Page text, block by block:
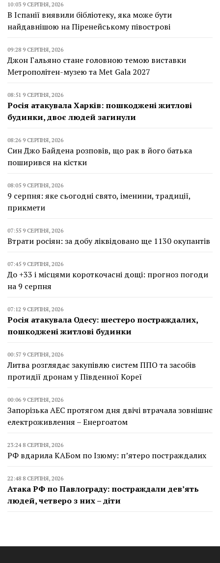
10:03 9 СЕРПНЯ, 2026
В Іспанії виявили бібліотеку, яка може бути
найдавнішою на Піренейському півострові
09:28 9 СЕРПНЯ, 2026
Джон Гальяно стане головною темою виставки
Метрополітен-музею та Met Gala 2027
08:51 9 СЕРПНЯ, 2026
Росія атакувала Харків: пошкоджені житлові
будинки, двоє людей загинули
08:26 9 СЕРПНЯ, 2026
Син Джо Байдена розповів, що рак в його батька
поширився на кістки
08:05 9 СЕРПНЯ, 2026
9 серпня: яке сьогодні свято, іменини, традиції,
прикмети
07:55 9 СЕРПНЯ, 2026
Втрати росіян: за добу ліквідовано ще 1130 окупантів
07:45 9 СЕРПНЯ, 2026
До +33 і місцями короткочасні дощі: прогноз погоди
на 9 серпня
07:12 9 СЕРПНЯ, 2026
Росія атакувала Одесу: шестеро постраждалих,
пошкоджені житлові будинки
00:57 9 СЕРПНЯ, 2026
Литва розглядає закупівлю систем ППО та засобів
протидії дронам у Південної Кореї
00:06 9 СЕРПНЯ, 2026
Запорізька АЕС протягом дня двічі втрачала зовнішнє
електроживлення – Енергоатом
23:24 8 СЕРПНЯ, 2026
РФ вдарила КАБом по Ізюму: п’ятеро постраждалих
22:48 8 СЕРПНЯ, 2026
Атака РФ по Павлограду: постраждали дев’ять
людей, четверо з них – діти